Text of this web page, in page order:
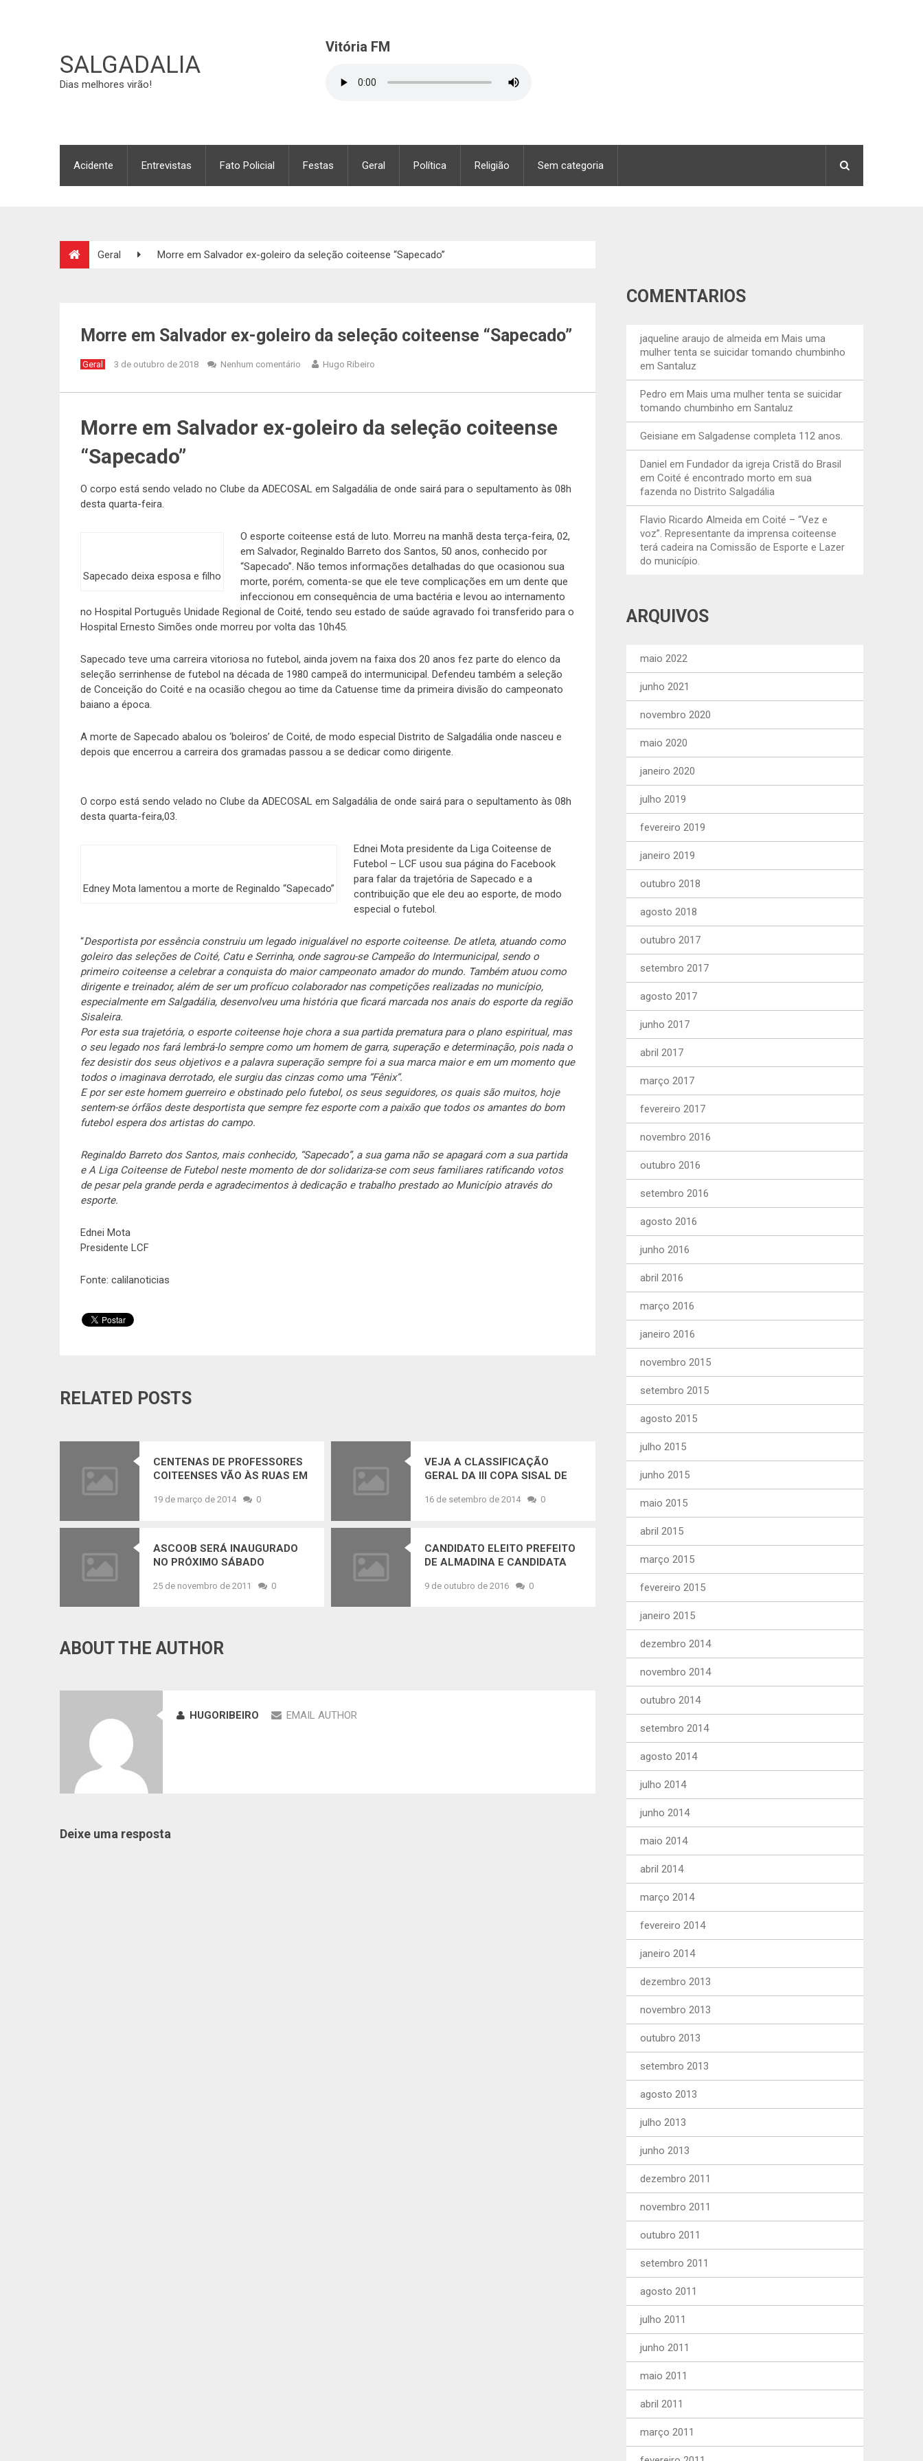
SALGADALIA
Dias melhores virão!
Vitória FM
Acidente Entrevistas Fato Policial Festas Geral Política Religião Sem categoria
Geral Morre em Salvador ex-goleiro da seleção coiteense “Sapecado”
Morre em Salvador ex-goleiro da seleção coiteense “Sapecado”
Geral 3 de outubro de 2018 Nenhum comentário Hugo Ribeiro
Morre em Salvador ex-goleiro da seleção coiteense
“Sapecado”
O corpo está sendo velado no Clube da ADECOSAL em Salgadália de onde sairá para o sepultamento às 08h
desta quarta-feira.
Sapecado deixa esposa e filho
O esporte coiteense está de luto. Morreu na manhã desta terça-feira, 02,
em Salvador, Reginaldo Barreto dos Santos, 50 anos, conhecido por
“Sapecado”. Não temos informações detalhadas do que ocasionou sua
morte, porém, comenta-se que ele teve complicações em um dente que
infeccionou em consequência de uma bactéria e levou ao internamento
no Hospital Português Unidade Regional de Coité, tendo seu estado de saúde agravado foi transferido para o
Hospital Ernesto Simões onde morreu por volta das 10h45.
Sapecado teve uma carreira vitoriosa no futebol, ainda jovem na faixa dos 20 anos fez parte do elenco da
seleção serrinhense de futebol na década de 1980 campeã do intermunicipal. Defendeu também a seleção
de Conceição do Coité e na ocasião chegou ao time da Catuense time da primeira divisão do campeonato
baiano a época.
A morte de Sapecado abalou os ‘boleiros’ de Coité, de modo especial Distrito de Salgadália onde nasceu e
depois que encerrou a carreira dos gramadas passou a se dedicar como dirigente.
O corpo está sendo velado no Clube da ADECOSAL em Salgadália de onde sairá para o sepultamento às 08h
desta quarta-feira,03.
Edney Mota lamentou a morte de Reginaldo “Sapecado”
Ednei Mota presidente da Liga Coiteense de
Futebol – LCF usou sua página do Facebook
para falar da trajetória de Sapecado e a
contribuição que ele deu ao esporte, de modo
especial o futebol.
“Desportista por essência construiu um legado inigualável no esporte coiteense. De atleta, atuando como
goleiro das seleções de Coité, Catu e Serrinha, onde sagrou-se Campeão do Intermunicipal, sendo o
primeiro coiteense a celebrar a conquista do maior campeonato amador do mundo. Também atuou como
dirigente e treinador, além de ser um profícuo colaborador nas competições realizadas no município,
especialmente em Salgadália, desenvolveu uma história que ficará marcada nos anais do esporte da região
Sisaleira.
Por esta sua trajetória, o esporte coiteense hoje chora a sua partida prematura para o plano espiritual, mas
o seu legado nos fará lembrá-lo sempre como um homem de garra, superação e determinação, pois nada o
fez desistir dos seus objetivos e a palavra superação sempre foi a sua marca maior e em um momento que
todos o imaginava derrotado, ele surgiu das cinzas como uma “Fênix”.
E por ser este homem guerreiro e obstinado pelo futebol, os seus seguidores, os quais são muitos, hoje
sentem-se órfãos deste desportista que sempre fez esporte com a paixão que todos os amantes do bom
futebol espera dos artistas do campo.
Reginaldo Barreto dos Santos, mais conhecido, “Sapecado”, a sua gama não se apagará com a sua partida
e A Liga Coiteense de Futebol neste momento de dor solidariza-se com seus familiares ratificando votos
de pesar pela grande perda e agradecimentos à dedicação e trabalho prestado ao Município através do
esporte.
Ednei Mota
Presidente LCF
Fonte: calilanoticias
RELATED POSTS
CENTENAS DE PROFESSORES
COITEENSES VÃO ÀS RUAS EM
PELA CNTE E COBRAM SEUS
19 de março de 2014 0
VEJA A CLASSIFICAÇÃO
GERAL DA III COPA SISAL DE
16 de setembro de 2014 0
ASCOOB SERÁ INAUGURADO
NO PRÓXIMO SÁBADO
25 de novembro de 2011 0
CANDIDATO ELEITO PREFEITO
DE ALMADINA E CANDIDATA
VÃO DOAR 100% DOS
9 de outubro de 2016 0
ABOUT THE AUTHOR
HUGORIBEIRO EMAIL AUTHOR
Deixe uma resposta
COMENTÁRIOS
jaqueline araujo de almeida em Mais uma
mulher tenta se suicidar tomando chumbinho
em Santaluz
Pedro em Mais uma mulher tenta se suicidar
tomando chumbinho em Santaluz
Geisiane em Salgadense completa 112 anos.
Daniel em Fundador da igreja Cristã do Brasil
em Coité é encontrado morto em sua
fazenda no Distrito Salgadália
Flavio Ricardo Almeida em Coité – “Vez e
voz”. Representante da imprensa coiteense
terá cadeira na Comissão de Esporte e Lazer
do município.
ARQUIVOS
maio 2022
junho 2021
novembro 2020
maio 2020
janeiro 2020
julho 2019
fevereiro 2019
janeiro 2019
outubro 2018
agosto 2018
outubro 2017
setembro 2017
agosto 2017
junho 2017
abril 2017
março 2017
fevereiro 2017
novembro 2016
outubro 2016
setembro 2016
agosto 2016
junho 2016
abril 2016
março 2016
janeiro 2016
novembro 2015
setembro 2015
agosto 2015
julho 2015
junho 2015
maio 2015
abril 2015
março 2015
fevereiro 2015
janeiro 2015
dezembro 2014
novembro 2014
outubro 2014
setembro 2014
agosto 2014
julho 2014
junho 2014
maio 2014
abril 2014
março 2014
fevereiro 2014
janeiro 2014
dezembro 2013
novembro 2013
outubro 2013
setembro 2013
agosto 2013
julho 2013
junho 2013
dezembro 2011
novembro 2011
outubro 2011
setembro 2011
agosto 2011
julho 2011
junho 2011
maio 2011
abril 2011
março 2011